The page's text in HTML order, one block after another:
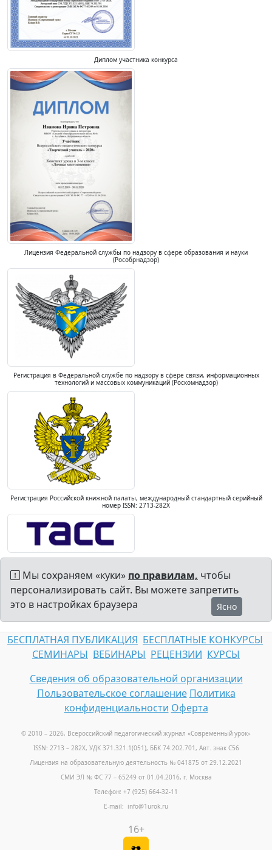
Диплом участника конкурса
Лицензия Федеральной службы по надзору в сфере образования и науки
(Рособрнадзор)
Регистрация в Федеральной службе по надзору в сфере связи, информационных
технологий и массовых коммуникаций (Роскомнадзор)
Регистрация Российской книжной палаты, международный стандартный серийный
номер ISSN: 2713-282X
Мы сохраняем «куки» по правилам, чтобы
персонализировать сайт. Вы можете запретить
это в настройках браузера
Ясно
БЕСПЛАТНАЯ ПУБЛИКАЦИЯ БЕСПЛАТНЫЕ КОНКУРСЫ
СЕМИНАРЫ ВЕБИНАРЫ РЕЦЕНЗИИ КУРСЫ
Сведения об образовательной организации
Пользовательское соглашение Политика
конфиденциальности Оферта
© 2010 – 2026, Всероссийский педагогический журнал «Современный урок»
ISSN: 2713 – 282X, УДК 371.321.1(051), ББК 74.202.701, Авт. знак С56
Лицензия на образовательную деятельность № 041875 от 29.12.2021
СМИ ЭЛ № ФС 77 – 65249 от 01.04.2016, г. Москва
Телефон: +7 (925) 664-32-11
E-mail: info@1urok.ru
16+